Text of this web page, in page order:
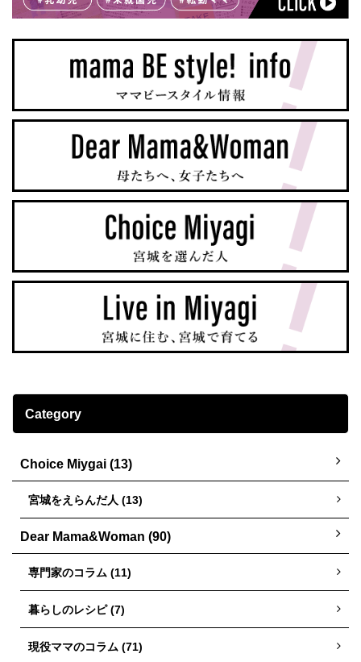
Category
Choice Miygai (13)
宮城をえらんだ人 (13)
Dear Mama&Woman (90)
専門家のコラム (11)
暮らしのレシピ (7)
現役ママのコラム (71)